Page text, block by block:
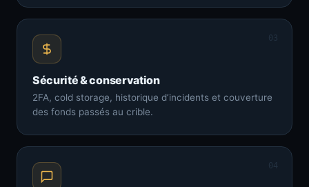
03
Sécurité & conservation
2FA, cold storage, historique d’incidents et couverture
des fonds passés au crible.
04